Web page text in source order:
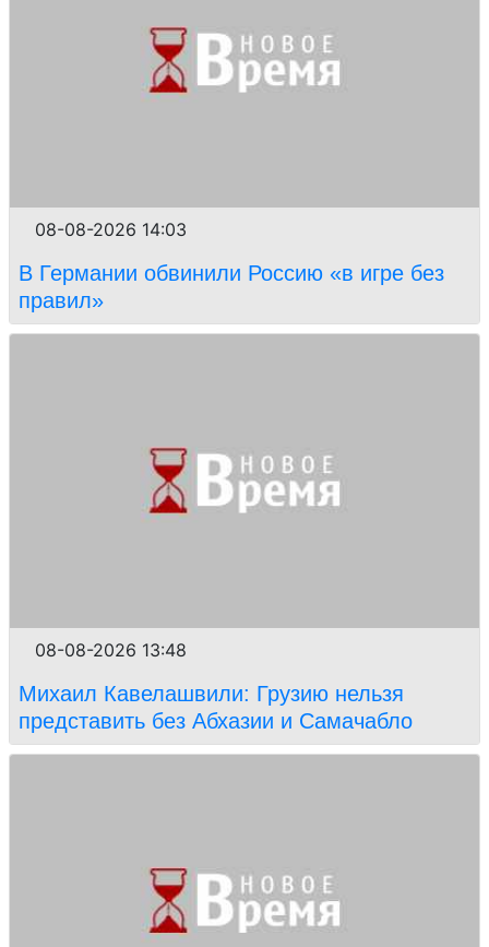
08-08-2026 14:03
В Германии обвинили Россию «в игре без
правил»
08-08-2026 13:48
Михаил Кавелашвили: Грузию нельзя
представить без Абхазии и Самачабло